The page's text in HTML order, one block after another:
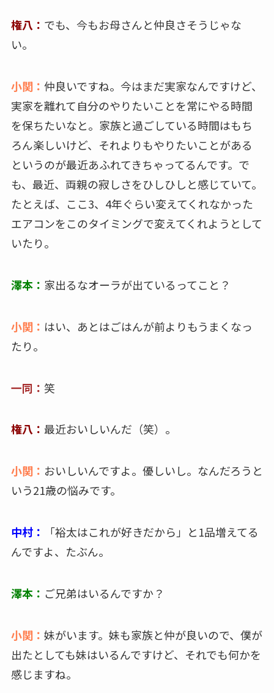
権八： でも、今もお母さんと仲良さそうじゃな
い。
小関： 仲良いですね。今はまだ実家なんですけど、
実家を離れて自分のやりたいことを常にやる時間
を保ちたいなと。家族と過ごしている時間はもち
ろん楽しいけど、それよりもやりたいことがある
というのが最近あふれてきちゃってるんです。で
も、最近、両親の寂しさをひしひしと感じていて。
たとえば、ここ3、4年ぐらい変えてくれなかった
エアコンをこのタイミングで変えてくれようとして
いたり。
澤本： 家出るなオーラが出ているってこと？
小関： はい、あとはごはんが前よりもうまくなっ
たり。
一同： 笑
権八： 最近おいしいんだ（笑）。
小関： おいしいんですよ。優しいし。なんだろうと
いう21歳の悩みです。
中村：
「裕太はこれが好きだから」と1品増えてる
んですよ、たぶん。
澤本： ご兄弟はいるんですか？
小関： 妹がいます。妹も家族と仲が良いので、僕が
出たとしても妹はいるんですけど、それでも何かを
感じますね。